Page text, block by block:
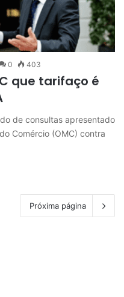
0 403
que tarifaço é
de consultas apresentado
Comércio (OMC) contra
Próxima página